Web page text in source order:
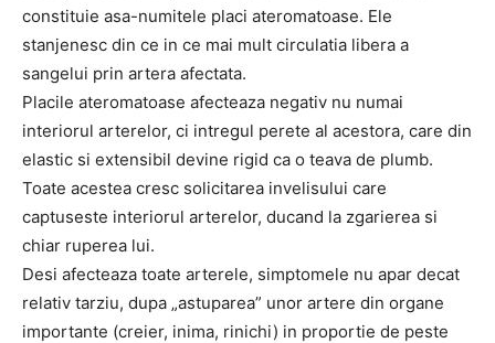
constituie asa-numitele placi ateromatoase. Ele
stanjenesc din ce in ce mai mult circulatia libera a
sangelui prin artera afectata.
Placile ateromatoase afecteaza negativ nu numai
interiorul arterelor, ci intregul perete al acestora, care din
elastic si extensibil devine rigid ca o teava de plumb.
Toate acestea cresc solicitarea invelisului care
captuseste interiorul arterelor, ducand la zgarierea si
chiar ruperea lui.
Desi afecteaza toate arterele, simptomele nu apar decat
relativ tarziu, dupa „astuparea” unor artere din organe
importante (creier, inima, rinichi) in proportie de peste